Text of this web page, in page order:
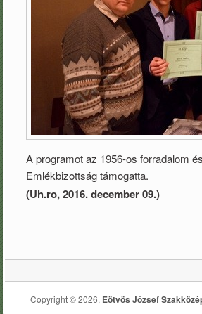
A programot az 1956-os forradalom
Emlékbizottság támogatta.
(Uh.ro, 2016. december 09.)
Copyright © 2026, Eötvös József